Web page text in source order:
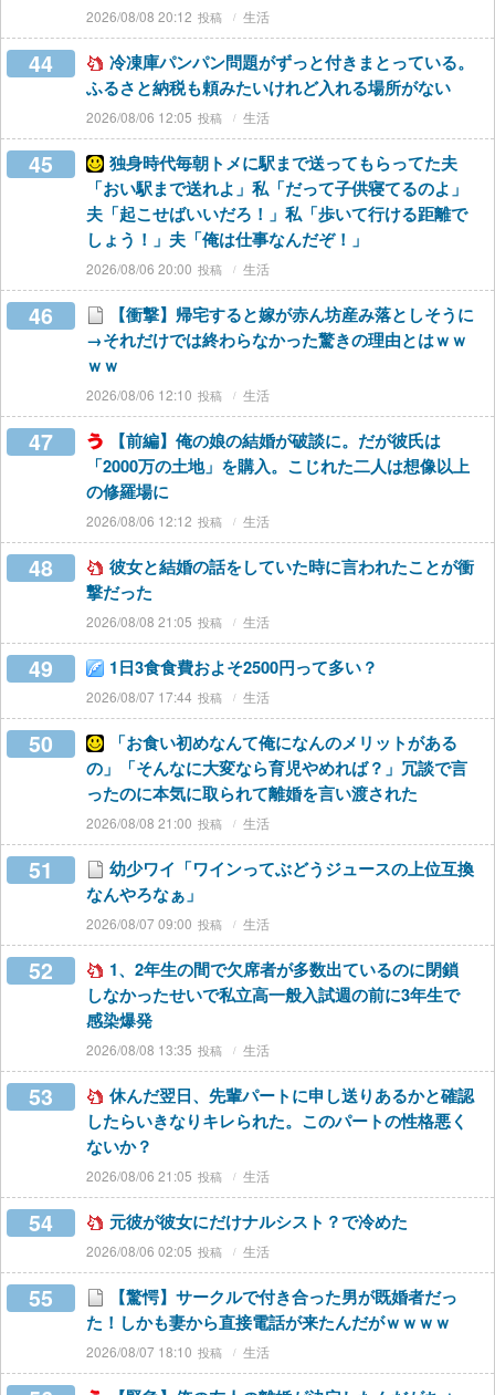
2026/08/08 20:12 生活
44
冷凍庫パンパン問題がずっと付きまとっている。
ふるさと納税も頼みたいけれど入れる場所がない
2026/08/06 12:05 生活
45
独身時代毎朝トメに駅まで送ってもらってた夫
「おい駅まで送れよ」私「だって子供寝てるのよ」
夫「起こせばいいだろ！」私「歩いて行ける距離で
しょう！」夫「俺は仕事なんだぞ！」
2026/08/06 20:00 生活
46
【衝撃】帰宅すると嫁が赤ん坊産み落としそうに
→それだけでは終わらなかった驚きの理由とはｗｗ
ｗｗ
2026/08/06 12:10 生活
47
【前編】俺の娘の結婚が破談に。だが彼氏は
「2000万の土地」を購入。こじれた二人は想像以上
の修羅場に
2026/08/06 12:12 生活
48
彼女と結婚の話をしていた時に言われたことが衝
撃だった
2026/08/08 21:05 生活
49 1日3食食費およそ2500円って多い？
2026/08/07 17:44 生活
50
「お食い初めなんて俺になんのメリットがある
の」「そんなに大変なら育児やめれば？」冗談で言
ったのに本気に取られて離婚を言い渡された
2026/08/08 21:00 生活
51
幼少ワイ「ワインってぶどうジュースの上位互換
なんやろなぁ」
2026/08/07 09:00 生活
52
1、2年生の間で欠席者が多数出ているのに閉鎖
しなかったせいで私立高一般入試週の前に3年生で
感染爆発
2026/08/08 13:35 生活
53
休んだ翌日、先輩パートに申し送りあるかと確認
したらいきなりキレられた。このパートの性格悪く
ないか？
2026/08/06 21:05 生活
54 元彼が彼女にだけナルシスト？で冷めた
2026/08/06 02:05 生活
55
【驚愕】サークルで付き合った男が既婚者だっ
た！しかも妻から直接電話が来たんだがｗｗｗｗ
2026/08/07 18:10 生活